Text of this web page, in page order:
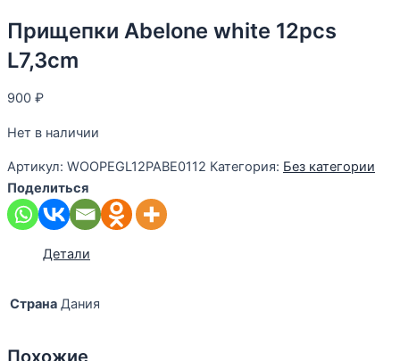
Прищепки Abelone white 12pcs
L7,3cm
900 ₽
Нет в наличии
Артикул: WOOPEGL12PABE0112 Категория: Без категории
Поделиться
Детали
Страна Дания
Похожие